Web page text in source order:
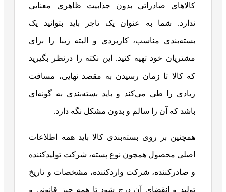
کالاهای صادراتی بدون جذابیت ظاهری معنایی
ندارد. شما به عنوان یک تاجر باید بتوانید یک
بسته‌بندی مناسب، کاربردی و البته زیبا را برای
مشتریان خود تهیه کنید. این نکته را درنظر بگیرید
که کالا تا زمان رسیدن به مقصد نهایی، مسافت
زیادی را طی می‌کند و باید بسته‌بندی به گونه‌ای
باشد که آن را سالم و بدون مشکل نگه دارد.
همچنین بر روی بسته‌بندی کالا باید همه اطلاعات
اصلی محصول همچون نوع پسته، شرکت تولیدکننده
و صادرکننده، شرکت واردکننده، مشخصات و تاریخ
تولید و انقضای آن درج شود تا همه چیز قانونی و